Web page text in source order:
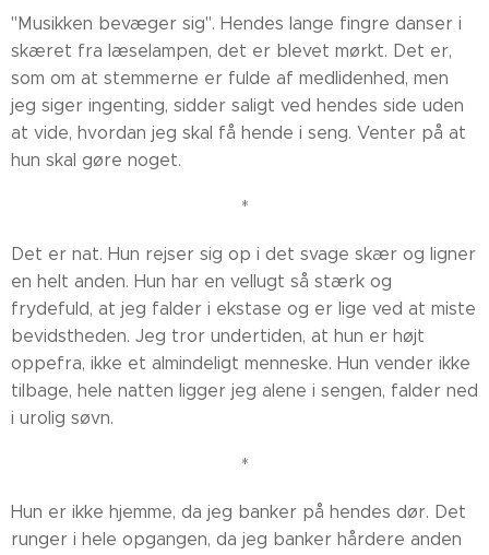
"Musikken bevæger sig". Hendes lange fingre danser i
skæret fra læselampen, det er blevet mørkt. Det er,
som om at stemmerne er fulde af medlidenhed, men
jeg siger ingenting, sidder saligt ved hendes side uden
at vide, hvordan jeg skal få hende i seng. Venter på at
hun skal gøre noget.
*
Det er nat. Hun rejser sig op i det svage skær og ligner
en helt anden. Hun har en vellugt så stærk og
frydefuld, at jeg falder i ekstase og er lige ved at miste
bevidstheden. Jeg tror undertiden, at hun er højt
oppefra, ikke et almindeligt menneske. Hun vender ikke
tilbage, hele natten ligger jeg alene i sengen, falder ned
i urolig søvn.
*
Hun er ikke hjemme, da jeg banker på hendes dør. Det
runger i hele opgangen, da jeg banker hårdere anden